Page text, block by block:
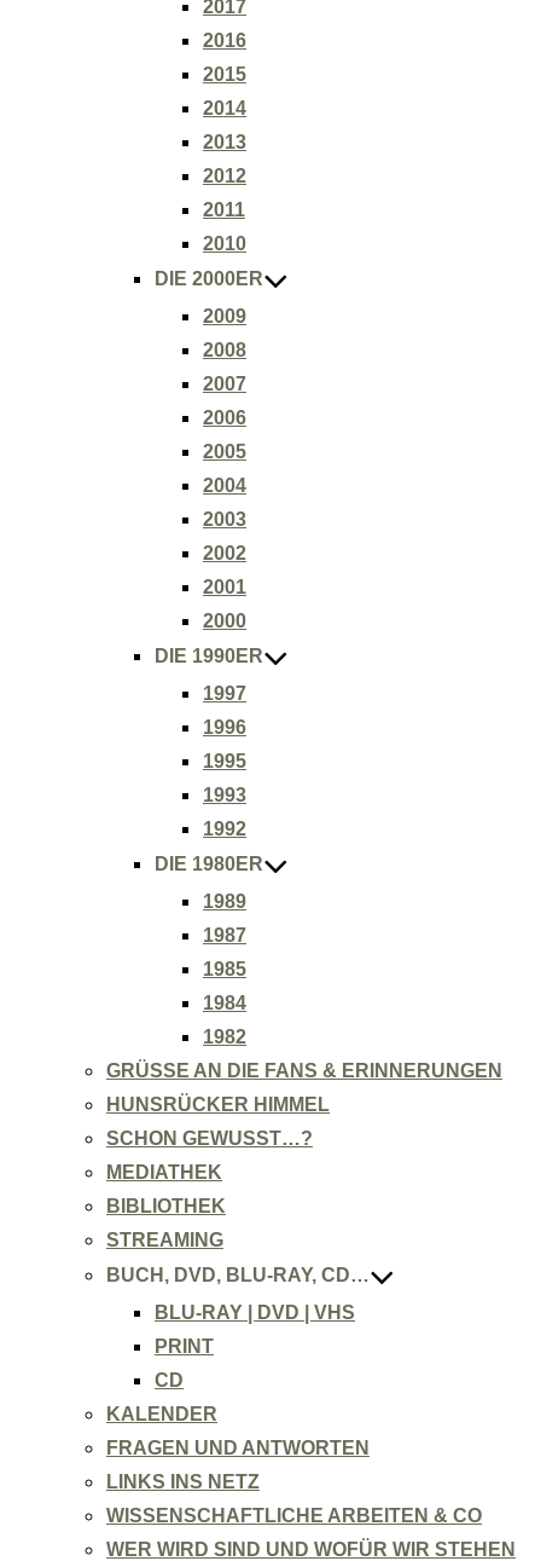
2017
2016
2015
2014
2013
2012
2011
2010
DIE 2000ER
2009
2008
2007
2006
2005
2004
2003
2002
2001
2000
DIE 1990ER
1997
1996
1995
1993
1992
DIE 1980ER
1989
1987
1985
1984
1982
GRÜSSE AN DIE FANS & ERINNERUNGEN
HUNSRÜCKER HIMMEL
SCHON GEWUSST…?
MEDIATHEK
BIBLIOTHEK
STREAMING
BUCH, DVD, BLU-RAY, CD…
BLU-RAY | DVD | VHS
PRINT
CD
KALENDER
FRAGEN UND ANTWORTEN
LINKS INS NETZ
WISSENSCHAFTLICHE ARBEITEN & CO
WER WIRD SIND UND WOFÜR WIR STEHEN